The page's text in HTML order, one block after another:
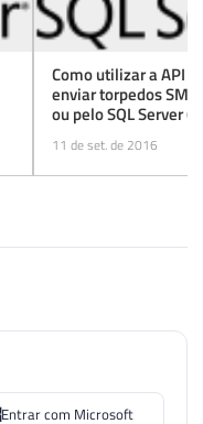
Como utilizar a API
enviar torpedos SMS
ou pelo SQL Server
11 de set. de 2016
Entrar com Microsoft